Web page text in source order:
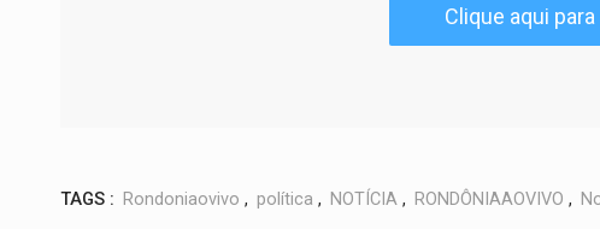
Clique aqui
TAGS : Rondoniaovivo , política , NOTÍCIA , RONDÔNIAAOVIVO ,